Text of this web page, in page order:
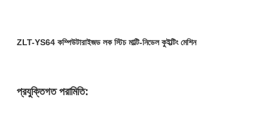
ZLT-YS64 কম্পিউটারাইজড লক স্টিচ মাল্টি-নিডেল কুইল্টিং মেশিন
প্রযুক্তিগত পরামিতি: